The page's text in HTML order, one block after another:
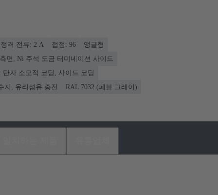
정격 전류: ‌2 A 접점: 96
앵글형
면, Ni 주석 도금 터미네이션 사이드
단자 소모적 코딩, 사이드 코딩
지, 유리섬유 충전 RAL 7032 (페블 그레이)